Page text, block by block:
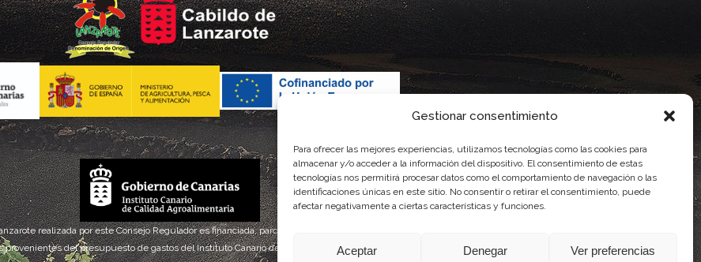
Gestionar consentimiento
Para ofrecer las mejores experiencias, utilizamos tecnologías como las cookies para
almacenar y/o acceder a la información del dispositivo. El consentimiento de estas
tecnologías nos permitirá procesar datos como el comportamiento de navegación o las
identificaciones únicas en este sitio. No consentir o retirar el consentimiento, puede
afectar negativamente a ciertas características y funciones.
Aceptar Denegar Ver preferencias
realizada por este Consejo Regulador es financiada, parcialmente, por el Gobierno de Canarias
provenientes del presupuesto de gastos del Instituto Canario de Calidad Agroalimentaria